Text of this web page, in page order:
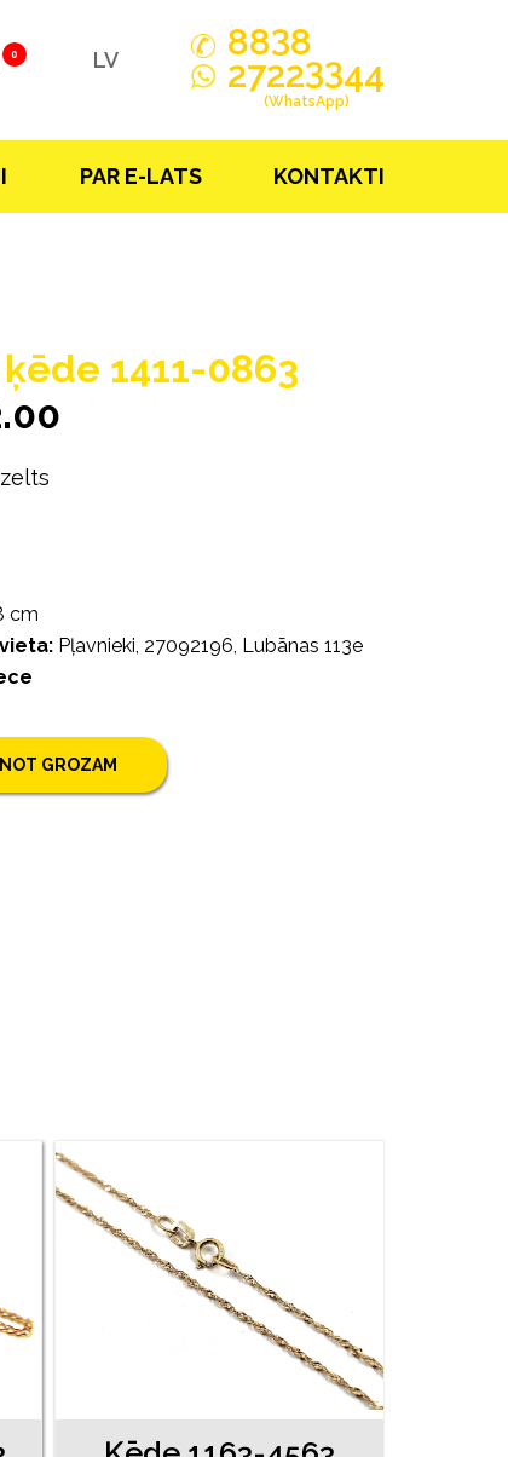
0 LV 8838
27223344
(WhatsApp)
PAR E-LATS KONTAKTI
1411-0863
cm
Pļavnieki, 27092196, Lubānas 113e
GROZAM